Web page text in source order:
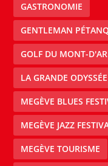
GASTRONOMIE
GENTLEMAN
GOLF DU MONT-
LA GRANDE ODYSSÉE
MEGÈVE BLUES
MEGÈVE JAZZ
MEGÈVE TOURISME